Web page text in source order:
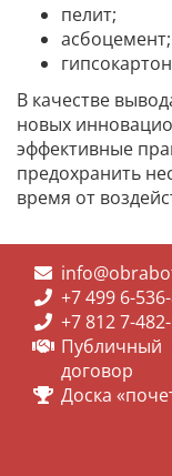
пелит;
асбоцемент;
В качестве
новых
эффективные
предохранить
время от
+7 499 6-
+7 812 7-
Публичный
договор
Доска